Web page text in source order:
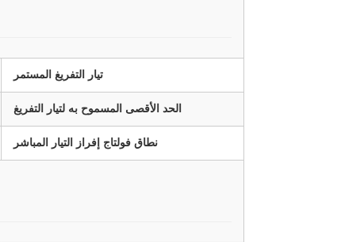
تيار التفريغ المستمر
الحد الأقصى المسموح به لتيار التفريغ
نطاق فولتاج إفراز التيار المباشر